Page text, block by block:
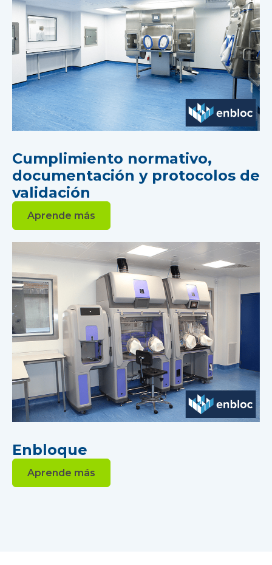
Cumplimiento normativo,
documentación y protocolos de
validación
Aprende más
Enbloque
Aprende más